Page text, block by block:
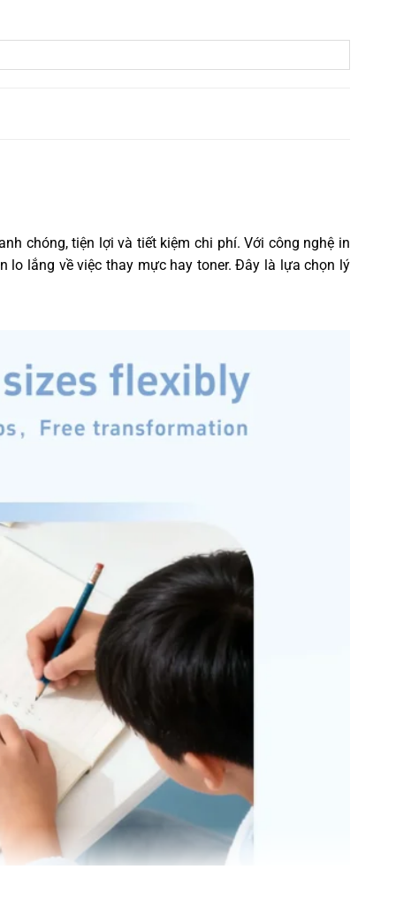
chóng, tiện lợi và tiết kiệm chi phí. Với công nghệ in
lo lắng về việc thay mực hay toner. Đây là lựa chọn lý